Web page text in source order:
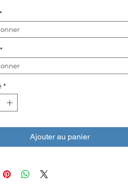
*
*
*
Ajouter au panier